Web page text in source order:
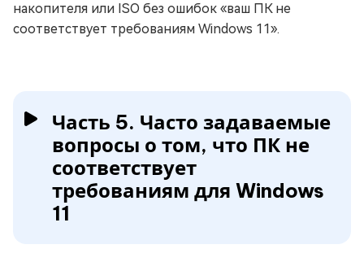
накопителя или ISO без ошибок «ваш ПК не
соответствует требованиям Windows 11».
Часть 5. Часто задаваемые
вопросы о том, что ПК не
соответствует
требованиям для Windows
11